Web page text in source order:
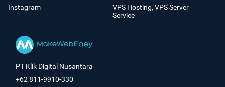
Instagram
VPS Hosting, VPS Server
Service
PT Klik Digital Nusantara
+62 811-9910-330